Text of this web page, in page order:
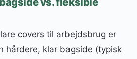
covers til arbejdsbrug er
hårdere, klar bagside (typisk